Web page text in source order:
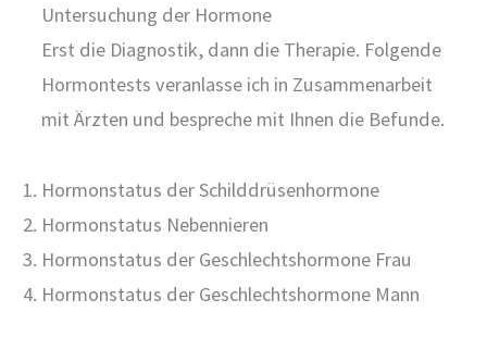
Untersuchung der Hormone
Erst die Diagnostik, dann die Therapie. Folgende
Hormontests veranlasse ich in Zusammenarbeit
mit Ärzten und bespreche mit Ihnen die Befunde.
Hormonstatus der Schilddrüsenhormone
Hormonstatus Nebennieren
Hormonstatus der Geschlechtshormone Frau
Hormonstatus der Geschlechtshormone Mann